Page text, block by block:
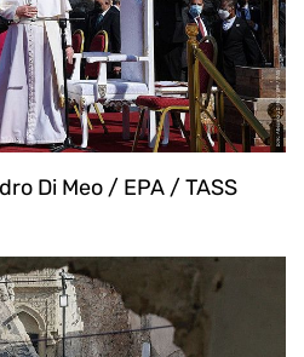
Di Meo / EPA / TASS